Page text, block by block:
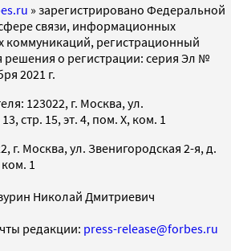
» зарегистрировано Федеральной
связи, информационных
коммуникаций, регистрационный
решения о регистрации: серия Эл №
2021 г.
123022, г. Москва, ул.
стр. 15, эт. 4, пом. X, ком. 1
г. Москва, ул. Звенигородская 2-я, д.
1
Николай Дмитриевич
редакции: press-release@forbes.ru